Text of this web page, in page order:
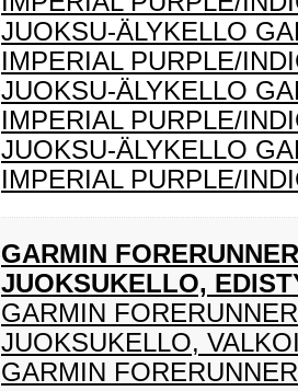
JUOKSU-ÄLYKELLO
IMPERIAL PURPLE/
JUOKSU-ÄLYKELLO
IMPERIAL PURPLE/
JUOKSU-ÄLYKELLO
IMPERIAL PURPLE/
GARMIN
JUOKSUKELLO,
GARMIN
JUOKSUKELLO,
GARMIN